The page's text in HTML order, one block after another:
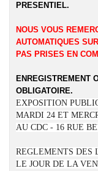
PRESENTIEL.
NOUS VOUS
AUTOMATIQUES
PAS PRISES EN
ENREGISTREMENT
OBLIGATOIRE.
EXPOSITION
MARDI 24 ET
AU CDC - 16 RUE
REGLEMENTS DES
LE JOUR DE LA